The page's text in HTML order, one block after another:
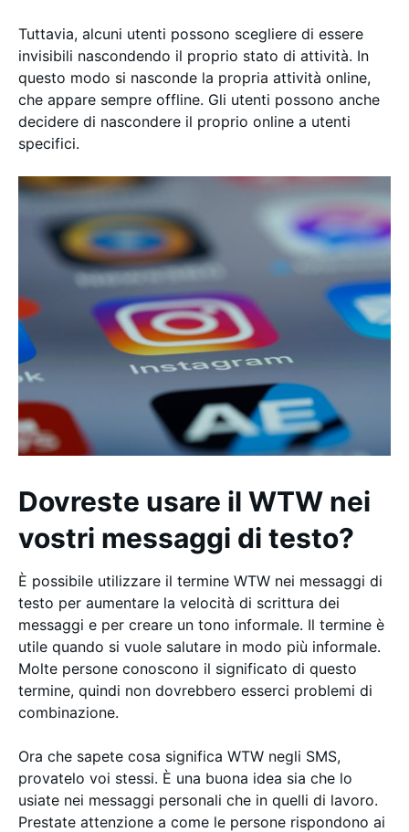
Tuttavia, alcuni utenti possono scegliere di essere
invisibili nascondendo il proprio stato di attività. In
questo modo si nasconde la propria attività online,
che appare sempre offline. Gli utenti possono anche
decidere di nascondere il proprio online a utenti
specifici.
Dovreste usare il WTW nei
vostri messaggi di testo?
È possibile utilizzare il termine WTW nei messaggi di
testo per aumentare la velocità di scrittura dei
messaggi e per creare un tono informale. Il termine è
utile quando si vuole salutare in modo più informale.
Molte persone conoscono il significato di questo
termine, quindi non dovrebbero esserci problemi di
combinazione.
Ora che sapete cosa significa WTW negli SMS,
provatelo voi stessi. È una buona idea sia che lo
usiate nei messaggi personali che in quelli di lavoro.
Prestate attenzione a come le persone rispondono ai